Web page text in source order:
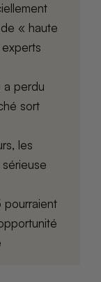
« haute
a perdu
sort
les
pourraient